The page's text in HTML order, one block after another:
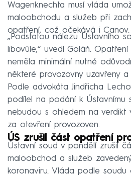
Wagenknechta musí vláda
maloobchodu a služeb při
opatření, což očekává i Canov.
„Podstatou nálezu Ústavního
libovůle,“ uvedl Goláň.
neměla minimální nutné
některé provozovny uzavřeny a
Podle advokáta Jindřicha
podílel na podání k Ústavnímu
nebudou s ohledem na verdikt
za otevření provozoven.
ÚS zrušil část opatření
Ústavní soud v pondělí zrušil
maloobchod a služeb
koronaviru. Vláda podle soudu